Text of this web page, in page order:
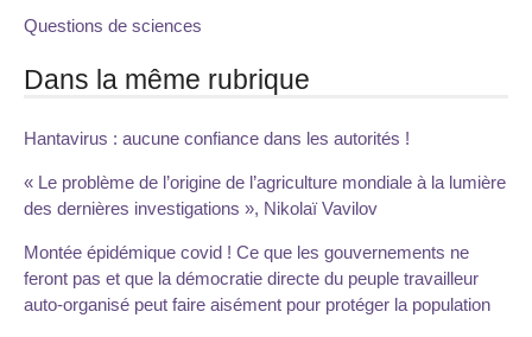
Questions de sciences
Dans la même rubrique
Hantavirus : aucune confiance dans les autorités !
« Le problème de l’origine de l’agriculture mondiale à la lumière
des dernières investigations », Nikolaï Vavilov
Montée épidémique covid ! Ce que les gouvernements ne
feront pas et que la démocratie directe du peuple travailleur
auto-organisé peut faire aisément pour protéger la population